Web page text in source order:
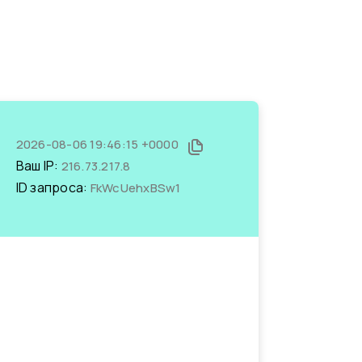
2026-08-06 19:46:15 +0000
Ваш IP: 216.73.217.8
ID запроса: FkWcUehxBSw1